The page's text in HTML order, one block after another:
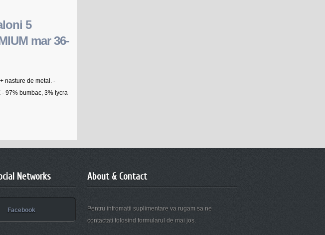
5
mar 36-
nasture de metal. -
97% bumbac, 3% lycra
Networks
Facebook
About & Contact
Pentru infromatii suplimentare va rugam sa ne
contactati folosind formularul de mai jos.